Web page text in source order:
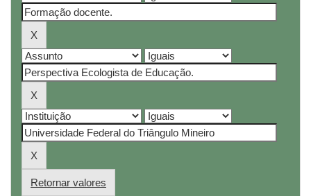
Retornar valores